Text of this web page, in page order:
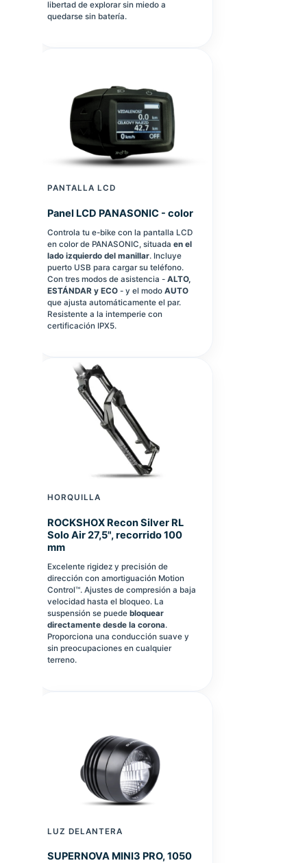
libertad de explorar sin miedo a
quedarse sin batería.
PANTALLA LCD
Panel LCD PANASONIC - color
Controla tu e-bike con la pantalla LCD
en color de PANASONIC, situadaen el
lado izquierdo del manillar. Incluye
puerto USB para cargar su teléfono.
Con tres modos de asistencia -ALTO,
ESTÁNDAR y ECO - y el modoAUTO
que ajusta automáticamente el par.
Resistente a la intemperie con
certificación IPX5.
HORQUILLA
ROCKSHOX Recon Silver RL
Solo Air 27,5", recorrido 100
mm
Excelente rigidez y precisión de
dirección con amortiguación Motion
Control™. Ajustes de compresión a baja
velocidad hasta el bloqueo. La
suspensión se puedebloquear
directamente desde la corona.
Proporciona una conducción suave y
sin preocupaciones en cualquier
terreno.
LUZ DELANTERA
SUPERNOVA MINI3 PRO, 1050